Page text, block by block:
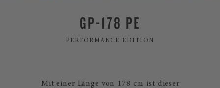
GP-178 PE
PERFORMANCE EDITION
Mit einer Länge von 178 cm ist dieser